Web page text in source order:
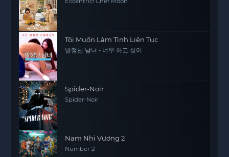
Tôi Muốn Làm Tình Liên Tục
발정난 남녀 - 너무 하고 싶어
Spider-Noir
Spider-Noir
Nam Nhi Vương 2
Number 2